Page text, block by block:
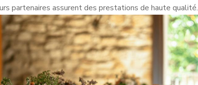
partenaires assurent des prestations de haute qualité.